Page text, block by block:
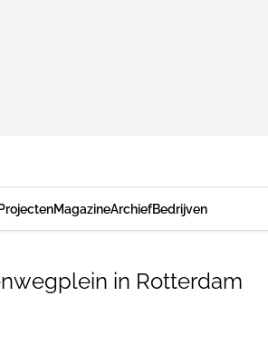
MagazineArchiefBedrijven
in Rotterdam